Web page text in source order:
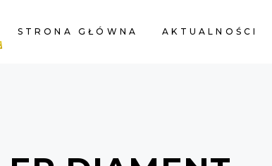
STRONA GŁÓWNA AKTUALNOŚCI